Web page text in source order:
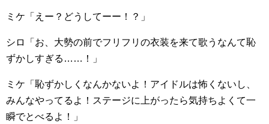
ミケ「えー？どうしてーー！？」
シロ「お、大勢の前でフリフリの衣装を来て歌うなんて恥
ずかしすぎる……！」
ミケ「恥ずかしくなんかないよ！アイドルは怖くないし、
みんなやってるよ！ステージに上がったら気持ちよくて一
瞬でとべるよ！」